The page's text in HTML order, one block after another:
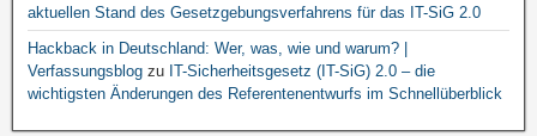
aktuellen Stand des Gesetzgebungsverfahrens für das IT-SiG 2.0
Hackback in Deutschland: Wer, was, wie und warum? |
Verfassungsblog zu IT-Sicherheitsgesetz (IT-SiG) 2.0 – die
wichtigsten Änderungen des Referentenentwurfs im Schnellüberblick